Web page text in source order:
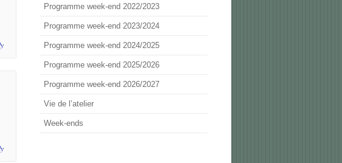
Programme week-end 2022/2023
Programme week-end 2023/2024
Programme week-end 2024/2025
Programme week-end 2025/2026
Programme week-end 2026/2027
Vie de l’atelier
Week-ends